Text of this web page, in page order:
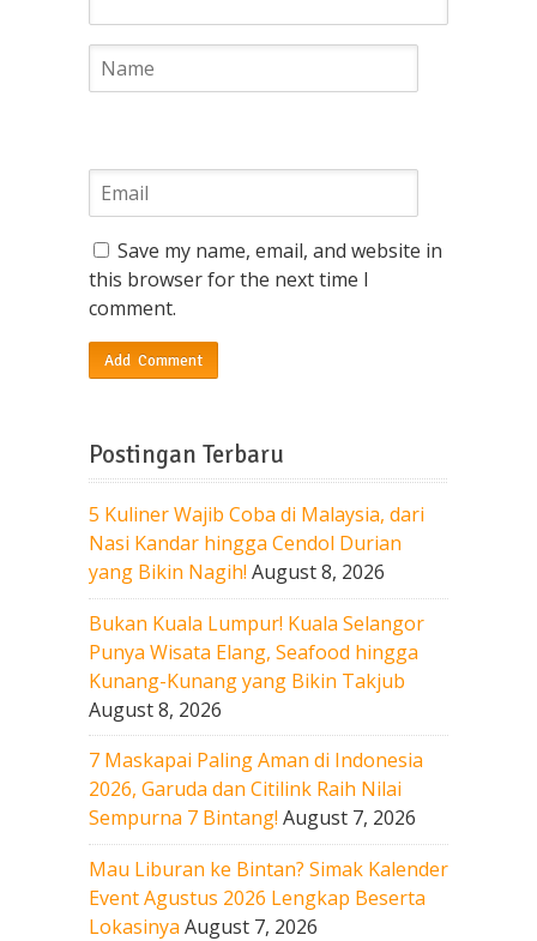
Save my name, email, and website in
this browser for the next time I
comment.
Postingan Terbaru
5 Kuliner Wajib Coba di Malaysia, dari
Nasi Kandar hingga Cendol Durian
yang Bikin Nagih! August 8, 2026
Bukan Kuala Lumpur! Kuala Selangor
Punya Wisata Elang, Seafood hingga
Kunang-Kunang yang Bikin Takjub
August 8, 2026
7 Maskapai Paling Aman di Indonesia
2026, Garuda dan Citilink Raih Nilai
Sempurna 7 Bintang! August 7, 2026
Mau Liburan ke Bintan? Simak Kalender
Event Agustus 2026 Lengkap Beserta
Lokasinya August 7, 2026